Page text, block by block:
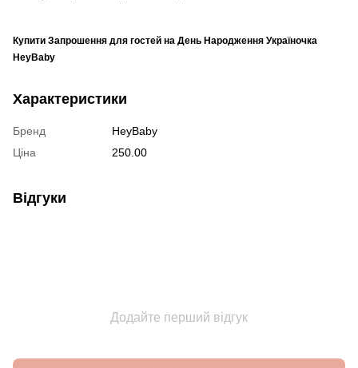
Купити Запрошення для гостей на День Народження Україночка
HeyBaby
Характеристики
Бренд
HeyBaby
Ціна
250.00
Відгуки
Додайте перший відгук